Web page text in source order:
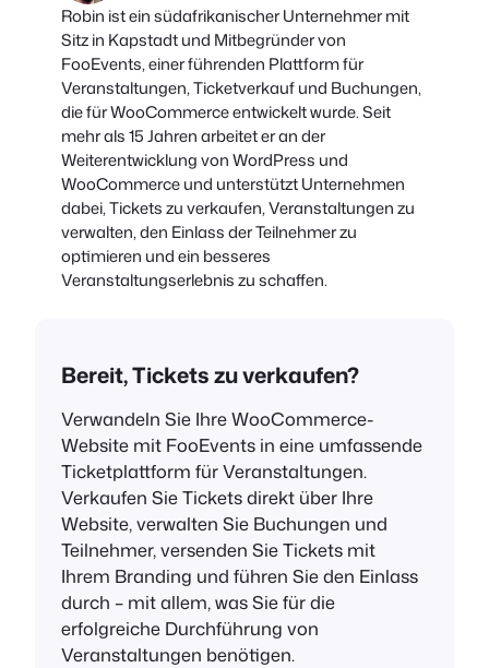
Robin ist ein südafrikanischer Unternehmer mit
Sitz in Kapstadt und Mitbegründer von
FooEvents, einer führenden Plattform für
Veranstaltungen, Ticketverkauf und Buchungen,
die für WooCommerce entwickelt wurde. Seit
mehr als 15 Jahren arbeitet er an der
Weiterentwicklung von WordPress und
WooCommerce und unterstützt Unternehmen
dabei, Tickets zu verkaufen, Veranstaltungen zu
verwalten, den Einlass der Teilnehmer zu
optimieren und ein besseres
Veranstaltungserlebnis zu schaffen.
Bereit, Tickets zu verkaufen?
Verwandeln Sie Ihre WooCommerce-
Website mit FooEvents in eine umfassende
Ticketplattform für Veranstaltungen.
Verkaufen Sie Tickets direkt über Ihre
Website, verwalten Sie Buchungen und
Teilnehmer, versenden Sie Tickets mit
Ihrem Branding und führen Sie den Einlass
durch – mit allem, was Sie für die
erfolgreiche Durchführung von
Veranstaltungen benötigen.